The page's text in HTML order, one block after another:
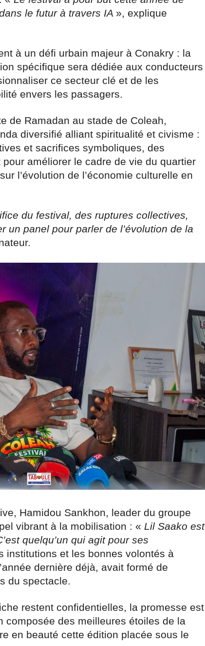
le futur à travers IA », explique
à un défi urbain majeur à Conakry : la
spécifique sera dédiée aux conducteurs
ce secteur clé et de les
envers les passagers.
de Ramadan au stade de Coleah,
diversifié alliant spiritualité et civisme :
et sacrifices symboliques, des
améliorer le cadre de vie du quartier
l’évolution de l’économie culturelle en
du festival, des ruptures collectives,
un panel pour parler de l’évolution de la
Hamidou Sankhon, leader du groupe
vibrant à la mobilisation : « Lil Saako est
quelqu’un qui agit pour ses
institutions et les bonnes volontés à
dernière déjà, avait formé de
du spectacle.
restent confidentielles, la promesse est
composée des meilleures étoiles de la
en beauté cette édition placée sous le